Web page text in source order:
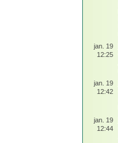
jan. 19
12:25
jan. 19
12:42
jan. 19
12:44